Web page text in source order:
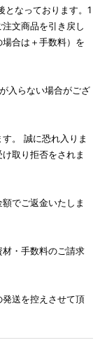
となっております。1
文商品を引き戻し
合は＋手数料）を
入らない場合がござ
。 誠に恐れ入りま
取り拒否をされま
でご返金いたしま
・手数料のご請求
送を控えさせて頂